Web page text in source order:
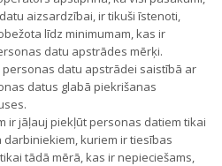
aizsardzībai, ir tikuši īstenoti,
līdz minimumam, kas ir
datu apstrādes mērķi.
personas datu apstrādei saistībā ar
datus glabā piekrišanas
ir jāļauj piekļūt personas datiem tikai
kuriem ir tiesības
tādā mērā, kas ir nepieciešams,